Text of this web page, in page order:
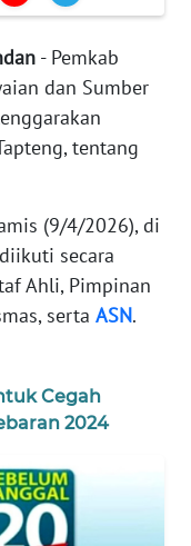
- Pemkab
dan Sumber
tentang
(9/4/2026), di
secara
Ahli, Pimpinan
serta ASN.
Cegah
2024